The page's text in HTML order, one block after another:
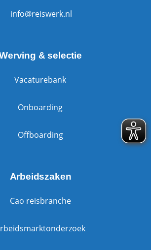
info@reiswerk.nl
& selectie
Vacaturebank
Onboarding
Offboarding
Arbeidszaken
Cao reisbranche